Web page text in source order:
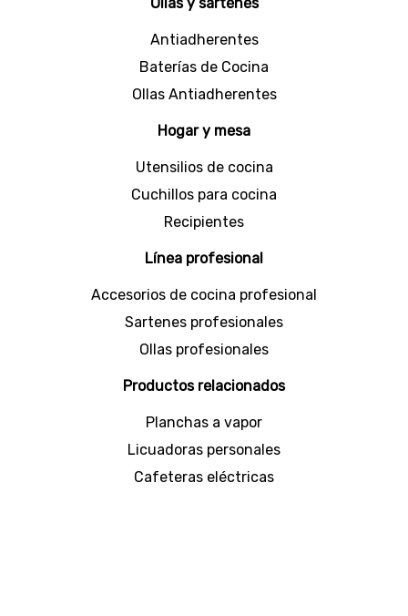
transmiten la fuerza del giro de forma fluida y
repuestos para molinos! Haz tu pedido en
seguro y pagos a cuotas.
Ollas y sartenes
Antiadherentes
Baterías de Cocina
Ollas Antiadherentes
Hogar y mesa
Utensilios de cocina
Cuchillos para cocina
Recipientes
Línea profesional
Accesorios de cocina profesional
Sartenes profesionales
Ollas profesionales
Productos relacionados
Planchas a vapor
Licuadoras personales
Cafeteras eléctricas